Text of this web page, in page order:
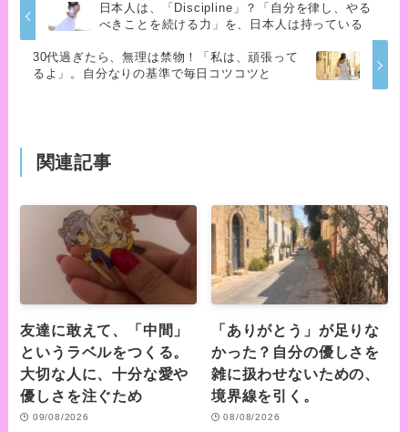
日本人は、「Discipline」？「自分を律し、やる
べきことを続ける力」を、日本人は持っている
30代過ぎたら、無理は禁物！「私は、頑張って
るよ」。自分なりの基準で毎日コツコツと
関連記事
友達に敢えて、「中間」
というラベルをつくる。
大切な人に、十分な愛や
優しさを注ぐため
09/08/2026
「ありがとう」が足りな
かった？自分の優しさを
雑に扱わせないための、
境界線を引く。
08/08/2026